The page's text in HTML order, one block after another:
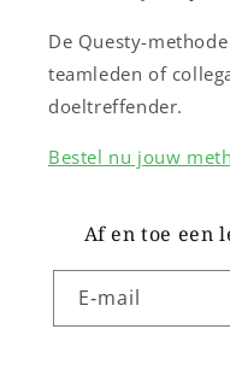
De Questy-
teamleden of
doeltreffender.
Bestel nu jouw
Af en toe een
E‑mail